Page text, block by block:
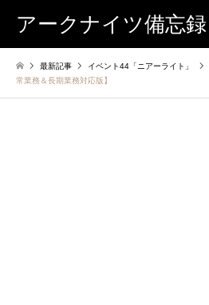
アークナイツ備忘録
最新記事 イベント44「ニアーライト」
常業務＆長期業務対応版】